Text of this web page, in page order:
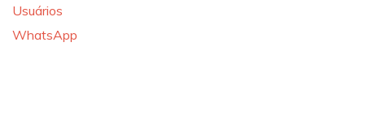
Usuários
WhatsApp